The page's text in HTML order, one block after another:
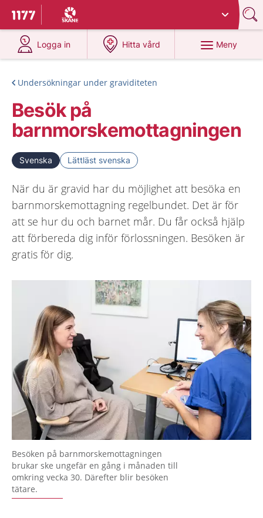
Till startsidan för 1177
Du har valt region
Logga in
på 1177.se
Hitta vård
på 1177.se
Meny
Undersökningar under graviditeten
Besök på
barnmorskemottagningen
Svenska Lättläst svenska
När du är gravid har du möjlighet att besöka en
barnmorskemottagning regelbundet. Det är för
att se hur du och barnet mår. Du får också hjälp
att förbereda dig inför förlossningen. Besöken är
gratis för dig.
Besöken på barnmorskemottagningen
brukar ske ungefär en gång i månaden till
omkring vecka 30. Därefter blir besöken
tätare.